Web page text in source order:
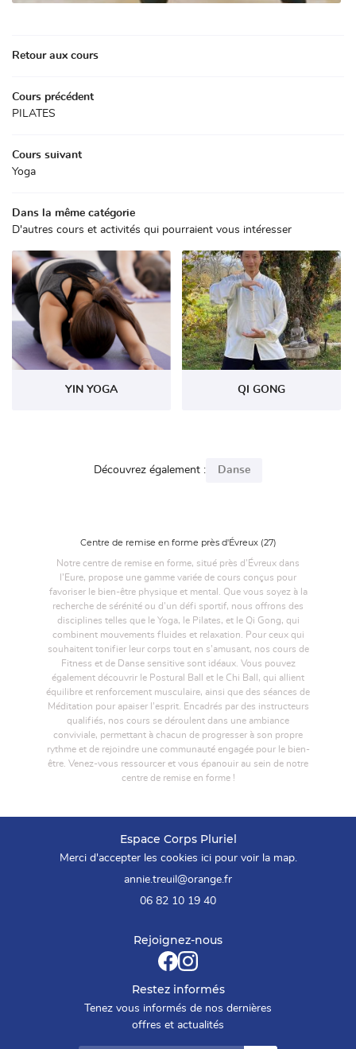
ACCUEIL
DANSE
ÊTRE – FITNESS
GALERIE
ACTUALITÉS
Rejoignez-
Restez
Retour aux cours
Cours précédent
PILATES
Cours suivant
Yoga
Dans la même catégorie
D'autres cours et activités qui pourraient vous intéresser
YIN YOGA QI GONG
Découvrez également : Danse
Centre de remise en forme près d'Évreux (27)
Notre centre de remise en forme, situé près d'Évreux dans
l’Eure, propose une gamme variée de cours conçus pour
favoriser le bien-être physique et mental. Que vous soyez à la
recherche de sérénité ou d'un défi sportif, nous offrons des
disciplines telles que le Yoga, le Pilates, et le Qi Gong, qui
combinent mouvements fluides et relaxation. Pour ceux qui
souhaitent tonifier leur corps tout en s’amusant, nos cours de
Fitness et de Danse sensitive sont idéaux. Vous pouvez
également découvrir le Postural Ball et le Chi Ball, qui allient
équilibre et renforcement musculaire, ainsi que des séances de
Méditation pour apaiser l'esprit. Encadrés par des instructeurs
qualifiés, nos cours se déroulent dans une ambiance
conviviale, permettant à chacun de progresser à son propre
rythme et de rejoindre une communauté engagée pour le bien-
être. Venez-vous ressourcer et vous épanouir au sein de notre
centre de remise en forme !
Espace Corps Pluriel
Merci d'accepter les cookies icipour voir la map.
06 82 10 19 40
Rejoignez-nous
Restez informés
Tenez vous informés de nos dernières
offres et actualités